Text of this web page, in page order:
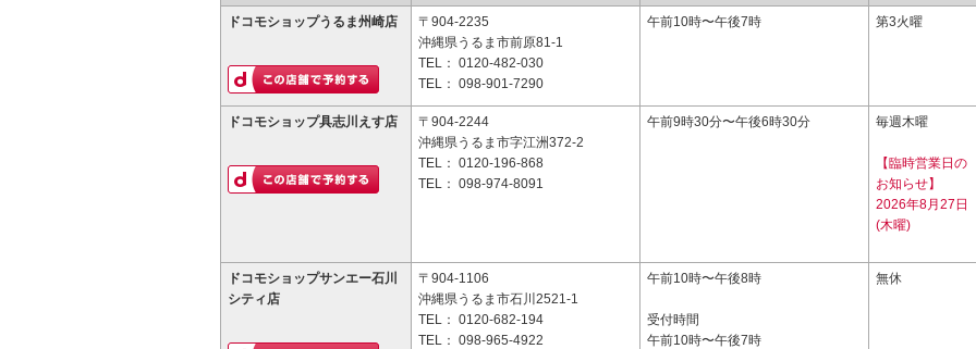
ドコモショップうるま州崎店
〒904-2235
沖縄県うるま市前原81-1
TEL： 0120-482-030
TEL： 098-901-7290
午前10時〜午後7時 第3火曜
ドコモショップ具志川えす店
〒904-2244
沖縄県うるま市字江洲372-2
TEL： 0120-196-868
TEL： 098-974-8091
午前9時30分〜午後6時30分 毎週木曜
【臨時営業日の
お知らせ】
2026年8月27日
(木曜)
ドコモショップサンエー石川
シティ店
〒904-1106
沖縄県うるま市石川2521-1
TEL： 0120-682-194
TEL： 098-965-4922
午前10時〜午後8時
受付時間
午前10時〜午後7時
無休